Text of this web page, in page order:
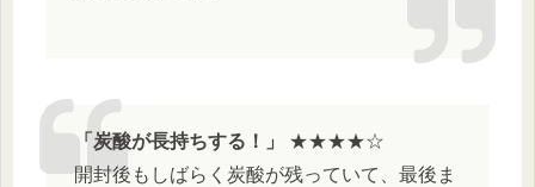
「炭酸が長持ちする！」
★★★★☆
開封後もしばらく炭酸が残っていて、最後ま